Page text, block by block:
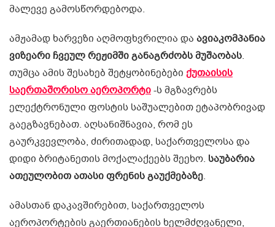
მალევე გამოსწორდებოდა.
ამჟამად ხარვეზი აღმოფხვრილია და ავიაკომპანია
ვიზეარი ჩვეულ რეჟიმში განაგრძობს მუშაობას.
თუმცა ამის შესახებ შეტყობინებები ქუთაისის
საერთაშორისო აეროპორტი-ს მგზავრებს
ელექტრონული ფოსტის საშუალებით ეტაპობრივად
გაეგზავნებათ. აღსანიშნავია, რომ ეს
გაურკვევლობა, ძირითადად, საქართველოსა და
დიდი ბრიტანეთის მოქალაქეებს შეეხო. საუბარია
ათეულობით ათასი ფრენის გაუქმებაზე.
ამასთან დაკავშირებით, საქართველოს
აეროპორტების გაერთიანების ხელმძღვანელი,